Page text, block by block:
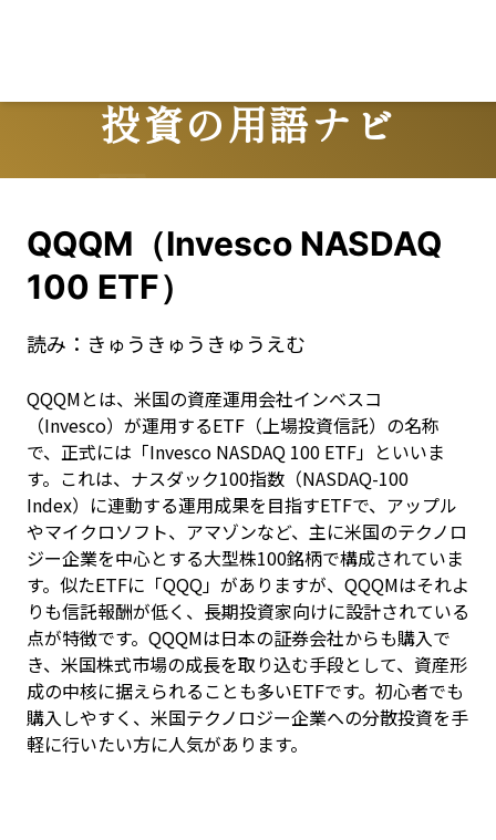
投資の用語ナビ
Terms
QQQM（Invesco NASDAQ
100 ETF）
読み： きゅうきゅうきゅうえむ
QQQMとは、米国の資産運用会社インベスコ
（Invesco）が運用するETF（上場投資信託）の名称
で、正式には「Invesco NASDAQ 100 ETF」といいま
す。これは、ナスダック100指数（NASDAQ-100
Index）に連動する運用成果を目指すETFで、アップル
やマイクロソフト、アマゾンなど、主に米国のテクノロ
ジー企業を中心とする大型株100銘柄で構成されていま
す。似たETFに「QQQ」がありますが、QQQMはそれよ
りも信託報酬が低く、長期投資家向けに設計されている
点が特徴です。QQQMは日本の証券会社からも購入で
き、米国株式市場の成長を取り込む手段として、資産形
成の中核に据えられることも多いETFです。初心者でも
購入しやすく、米国テクノロジー企業への分散投資を手
軽に行いたい方に人気があります。